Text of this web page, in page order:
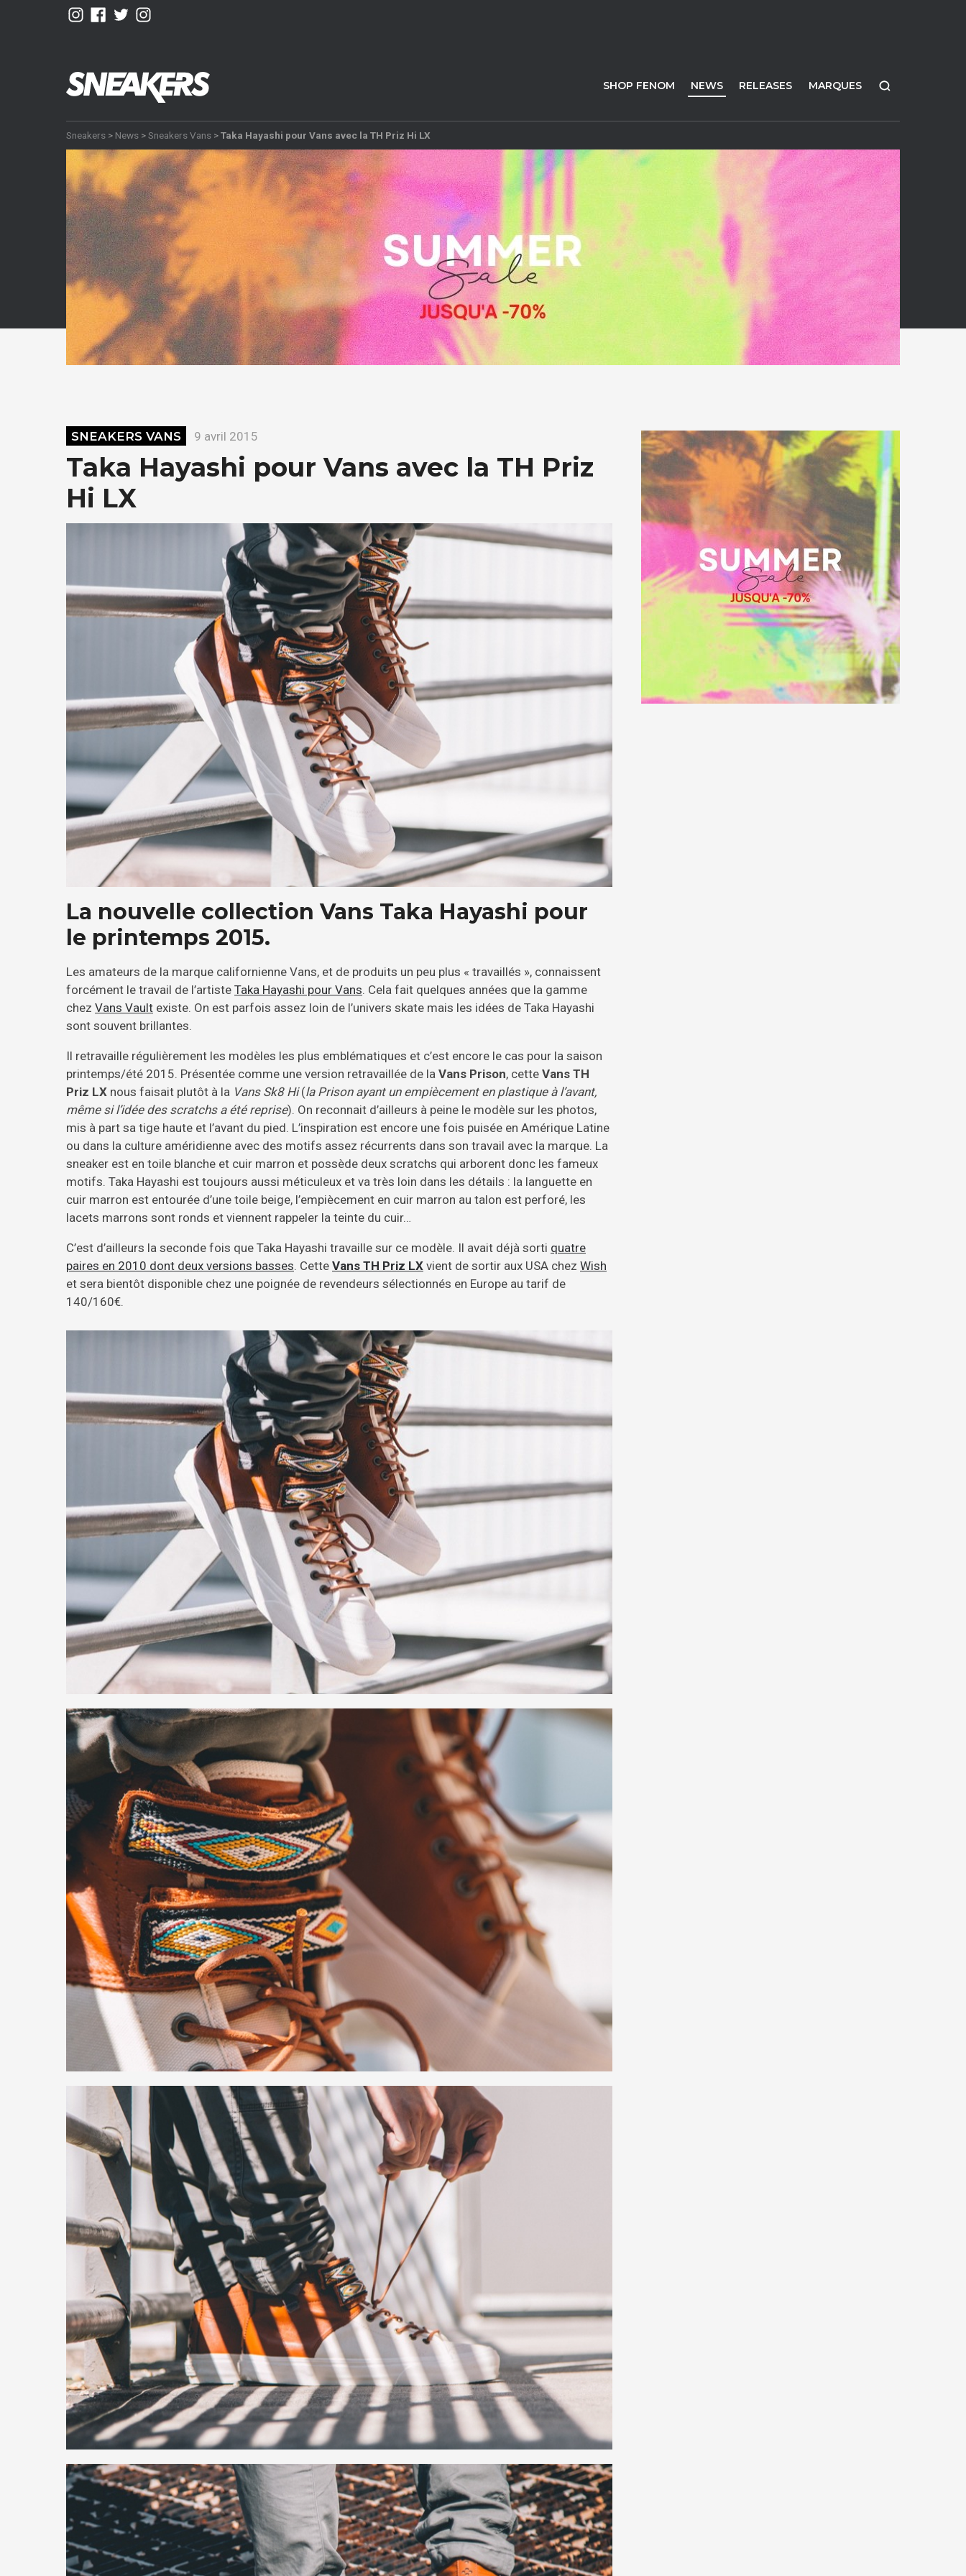
SHOP FENOM NEWS RELEASES MARQUES
Sneakers > News >Sneakers Vans >Taka Hayashi pour Vans avec la TH Priz Hi LX
SNEAKERS VANS 9 avril 2015
Taka Hayashi pour Vans avec la TH Priz
Hi LX
La nouvelle collection Vans Taka Hayashi pour
le printemps 2015.
Les amateurs de la marque californienne Vans, et de produits un peu plus « travaillés », connaissent
forcément le travail de l’artiste Taka Hayashi pour Vans. Cela fait quelques années que la gamme
chez Vans Vault existe. On est parfois assez loin de l’univers skate mais les idées de Taka Hayashi
sont souvent brillantes.
Il retravaille régulièrement les modèles les plus emblématiques et c’est encore le cas pour la saison
printemps/été 2015. Présentée comme une version retravaillée de la Vans Prison, cette Vans TH
Priz LX nous faisait plutôt à la Vans Sk8 Hi(la Prison ayant un empiècement en plastique à l’avant,
même si l’idée des scratchs a été reprise). On reconnait d’ailleurs à peine le modèle sur les photos,
mis à part sa tige haute et l’avant du pied. L’inspiration est encore une fois puisée en Amérique Latine
ou dans la culture améridienne avec des motifs assez récurrents dans son travail avec la marque. La
sneaker est en toile blanche et cuir marron et possède deux scratchs qui arborent donc les fameux
motifs. Taka Hayashi est toujours aussi méticuleux et va très loin dans les détails : la languette en
cuir marron est entourée d’une toile beige, l’empiècement en cuir marron au talon est perforé, les
lacets marrons sont ronds et viennent rappeler la teinte du cuir…
C’est d’ailleurs la seconde fois que Taka Hayashi travaille sur ce modèle. Il avait déjà sorti quatre
paires en 2010 dont deux versions basses. Cette Vans TH Priz LX vient de sortir aux USA chez Wish
et sera bientôt disponible chez une poignée de revendeurs sélectionnés en Europe au tarif de
140/160€.